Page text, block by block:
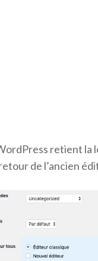
retient la
de l’ancien